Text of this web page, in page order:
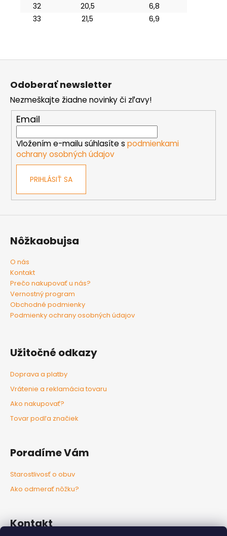
32
20,5
6,8
33
21,5 6,9
Odoberať newsletter
Nezmeškajte žiadne novinky či zľavy!
Email
Vložením e-mailu súhlasíte s podmienkami
ochrany osobných údajov
PRIHLÁSIŤ SA
Nôžkaobujsa
O nás
Kontakt
Prečo nakupovať u nás?
Vernostný program
Obchodné podmienky
Podmienky ochrany osobných údajov
Užitočné odkazy
Doprava a platby
Vrátenie a reklamácia tovaru
Ako nakupovať?
Tovar podľa značiek
Poradíme Vám
Starostlivosť o obuv
Ako odmerať nôžku?
Kontakt